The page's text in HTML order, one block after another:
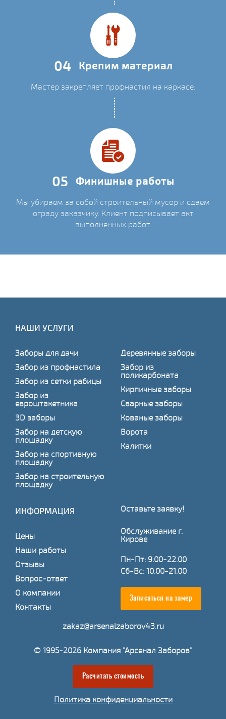
04 Крепим материал
Мастер закрепляет профнастил на каркасе.
05 Финишные работы
Мы убираем за собой строительный мусор и сдаем
ограду заказчику. Клиент подписывает акт
выполненных работ.
НАШИ УСЛУГИ
Заборы для дачи
Забор из профнастила
Забор из сетки рабицы
Забор из
евроштакетника
3D заборы
Забор на детскую
площадку
Забор на спортивную
площадку
Забор на строительную
площадку
Деревянные заборы
Забор из
поликарбоната
Кирпичные заборы
Сварные заборы
Кованые заборы
Ворота
Калитки
ИНФОРМАЦИЯ
Цены
Наши работы
Отзывы
Вопрос-ответ
О компании
Контакты
Оставьте заявку!
Обслуживание г.
Кирове
Пн-Пт: 9.00-22.00
Сб-Вс: 10.00-21.00
Записаться на замер
zakaz@arsenalzaborov43.ru
© 1995-2026 Компания "Арсенал Заборов"
Расчитать стоимость
Политика конфиденциальности